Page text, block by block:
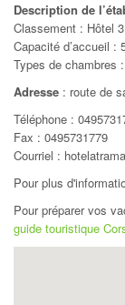
Description de
Classement : Hôtel
Capacité d’accueil :
Types de chambres
Adresse : route de
Téléphone :
Fax : 0495731779
Courriel :
Pour plus
Pour préparer vos
guide touristique